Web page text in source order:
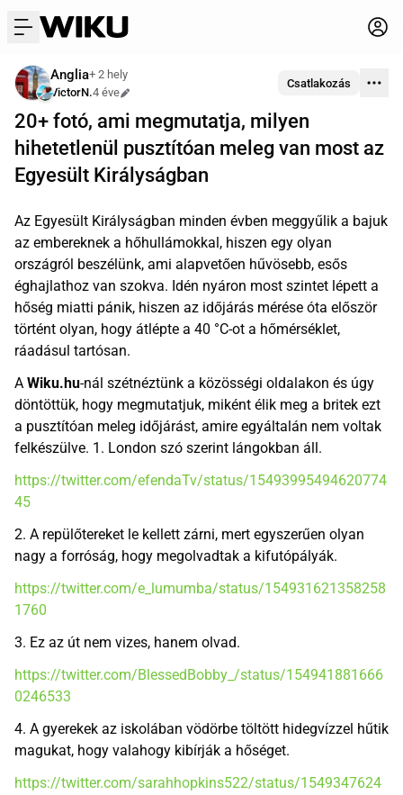
menu
Anglia+ 2 hely
VictorN.4 éve
Szerkesztve
Csatlakozás
20+ fotó, ami megmutatja, milyen
hihetetlenül pusztítóan meleg van most az
Egyesült Királyságban
Az Egyesült Királyságban minden évben meggyűlik a bajuk
az embereknek a hőhullámokkal, hiszen egy olyan
országról beszélünk, ami alapvetően hűvösebb, esős
éghajlathoz van szokva. Idén nyáron most szintet lépett a
hőség miatti pánik, hiszen az időjárás mérése óta először
történt olyan, hogy átlépte a 40 °C-ot a hőmérséklet,
ráadásul tartósan.
A Wiku.hu-nál szétnéztünk a közösségi oldalakon és úgy
döntöttük, hogy megmutatjuk, miként élik meg a britek ezt
a pusztítóan meleg időjárást, amire egyáltalán nem voltak
felkészülve. 1. London szó szerint lángokban áll.
https://twitter.com/efendaTv/status/15493995494620774
45
2. A repülőtereket le kellett zárni, mert egyszerűen olyan
nagy a forróság, hogy megolvadtak a kifutópályák.
https://twitter.com/e_lumumba/status/154931621358258
1760
3. Ez az út nem vizes, hanem olvad.
https://twitter.com/BlessedBobby_/status/154941881666
0246533
4. A gyerekek az iskolában vödörbe töltött hidegvízzel hűtik
magukat, hogy valahogy kibírják a hőséget.
https://twitter.com/sarahhopkins522/status/1549347624